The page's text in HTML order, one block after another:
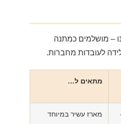
– מושלמים כמתנה
לעובדות מחברות.
מתאים ל…
מארז עשיר במיוחד